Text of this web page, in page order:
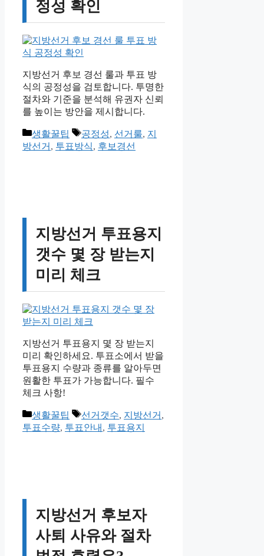
정성 확인
지방선거 후보 경선 룰과 투표 방
식의 공정성을 검토합니다. 투명한
절차와 기준을 분석해 유권자 신뢰
를 높이는 방안을 제시합니다.
카
테
생활꿀팁
태
그
공정성, 선거룰, 지
방선거 , 투표방식, 후보경선
지방선거 투표용지
갯수 몇 장 받는지
미리 체크
지방선거 투표용지 몇 장 받는지
미리 확인하세요. 투표소에서 받을
투표용지 수량과 종류를 알아두면
원활한 투표가 가능합니다. 필수
체크 사항!
카
테
생활꿀팁
태
그
선거갯수, 지방선거 ,
투표수량, 투표안내 , 투표용지
지방선거 후보자
사퇴 사유와 절차